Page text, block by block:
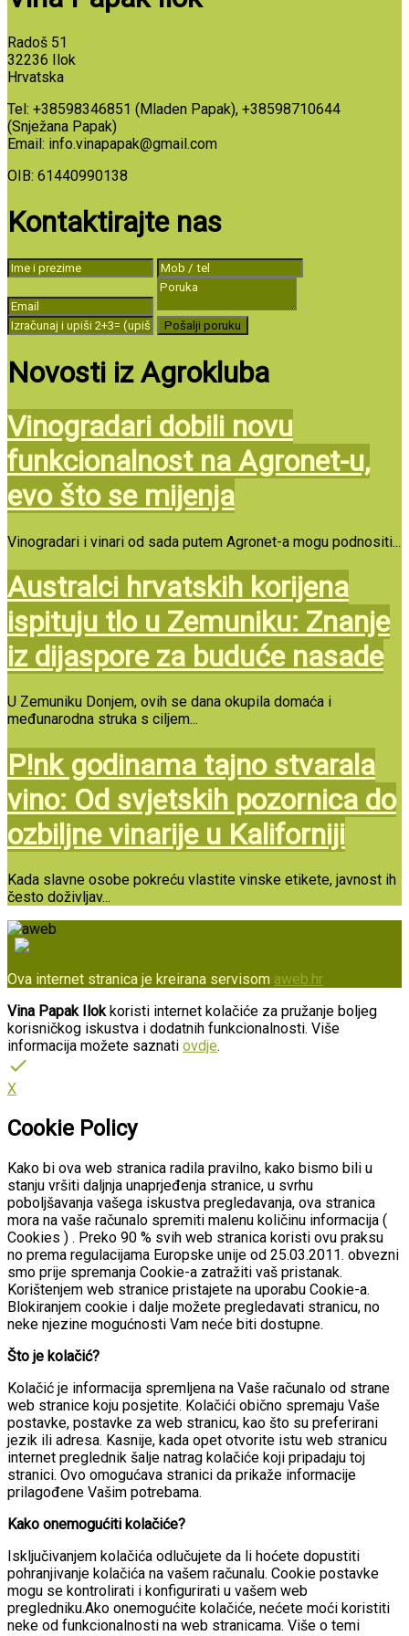
Radoš 51
32236 Ilok
Hrvatska
Tel: +38598346851 (Mladen Papak), +38598710644
(Snježana Papak)
Email: info.vinapapak@gmail.com
OIB: 61440990138
Kontaktirajte nas
Novosti iz Agrokluba
Vinogradari dobili novu
funkcionalnost na Agronet-u,
evo što se mijenja
Vinogradari i vinari od sada putem Agronet-a mogu podnositi...
Australci hrvatskih korijena
ispituju tlo u Zemuniku: Znanje
iz dijaspore za buduće nasade
U Zemuniku Donjem, ovih se dana okupila domaća i
međunarodna struka s ciljem...
P!nk godinama tajno stvarala
vino: Od svjetskih pozornica do
ozbiljne vinarije u Kaliforniji
Kada slavne osobe pokreću vlastite vinske etikete, javnost ih
često doživljav...
Ova internet stranica je kreirana servisom aweb.hr
Vina Papak Ilokkoristi internet kolačiće za pružanje boljeg
korisničkog iskustva i dodatnih funkcionalnosti. Više
informacija možete saznati ovdje.
done
X
Cookie Policy
Kako bi ova web stranica radila pravilno, kako bismo bili u
stanju vršiti daljnja unaprjeđenja stranice, u svrhu
poboljšavanja vašega iskustva pregledavanja, ova stranica
mora na vaše računalo spremiti malenu količinu informacija (
Cookies ) . Preko 90 % svih web stranica koristi ovu praksu
no prema regulacijama Europske unije od 25.03.2011. obvezni
smo prije spremanja Cookie-a zatražiti vaš pristanak.
Korištenjem web stranice pristajete na uporabu Cookie-a.
Blokiranjem cookie i dalje možete pregledavati stranicu, no
neke njezine mogućnosti Vam neće biti dostupne.
Što je kolačić?
Kolačić je informacija spremljena na Vaše računalo od strane
web stranice koju posjetite. Kolačići obično spremaju Vaše
postavke, postavke za web stranicu, kao što su preferirani
jezik ili adresa. Kasnije, kada opet otvorite istu web stranicu
internet preglednik šalje natrag kolačiće koji pripadaju toj
stranici. Ovo omogućava stranici da prikaže informacije
prilagođene Vašim potrebama.
Kako onemogućiti kolačiće?
Isključivanjem kolačića odlučujete da li hoćete dopustiti
pohranjivanje kolačića na vašem računalu. Cookie postavke
mogu se kontrolirati i konfigurirati u vašem web
pregledniku.Ako onemogućite kolačiće, nećete moći koristiti
neke od funkcionalnosti na web stranicama. Više o temi